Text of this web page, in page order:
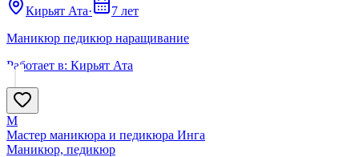
Кирьят Ата·
7 лет
Маникюр педикюр наращивание
Работает в: Кирьят Ата
М
Мастер маникюра и педикюра Инга
Маникюр, педикюр